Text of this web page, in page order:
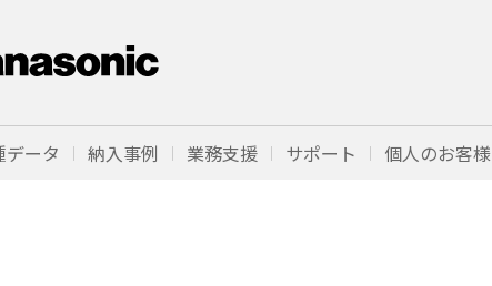
データ 納入事例 業務支援 サポート 個人のお客様